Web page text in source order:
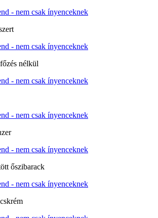
nélkül
őszibarack